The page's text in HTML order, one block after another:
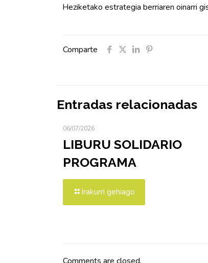
Heziketako estrategia berriaren oinarri
Comparte
Entradas relacionadas
06/07/2026
LIBURU SOLIDARIO
PROGRAMA
Irakurri gehiago